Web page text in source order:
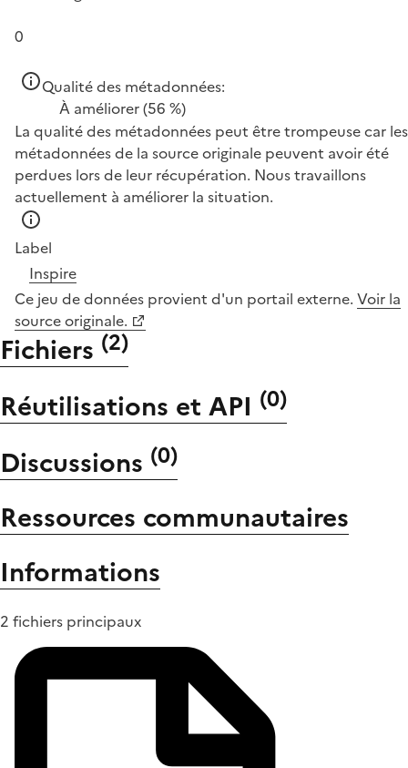
0
Qualité des métadonnées:
À améliorer(56 %)
La qualité des métadonnées peut être trompeuse car les
métadonnées de la source originale peuvent avoir été
perdues lors de leur récupération. Nous travaillons
actuellement à améliorer la situation.
Label
Inspire
Ce jeu de données provient d'un portail externe. Voir la
source originale.
Fichiers (2)
Réutilisations et API (0)
Discussions (0)
Ressources communautaires
Informations
2 fichiers principaux